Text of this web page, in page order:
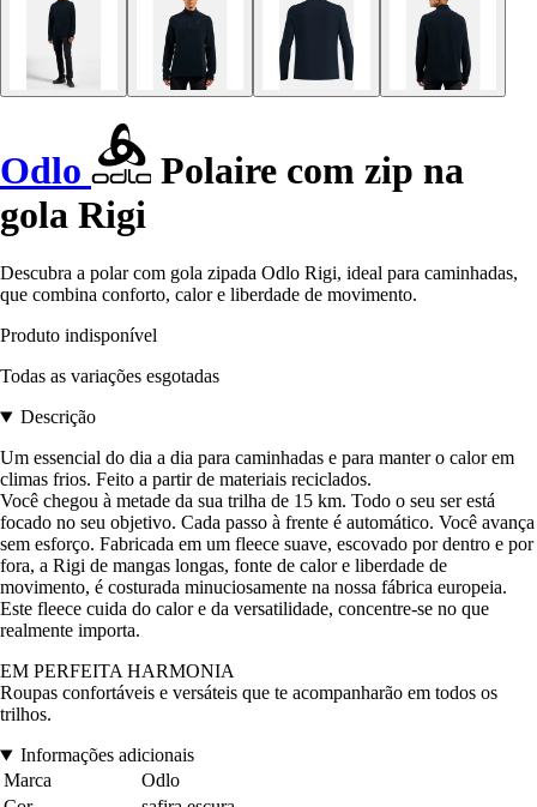
Odlo
Polaire com zip na
gola Rigi
Descubra a polar com gola zipada Odlo Rigi, ideal para caminhadas,
que combina conforto, calor e liberdade de movimento.
Produto indisponível
Todas as variações esgotadas
Descrição
Um essencial do dia a dia para caminhadas e para manter o calor em
climas frios. Feito a partir de materiais reciclados.
Você chegou à metade da sua trilha de 15 km. Todo o seu ser está
focado no seu objetivo. Cada passo à frente é automático. Você avança
sem esforço. Fabricada em um fleece suave, escovado por dentro e por
fora, a Rigi de mangas longas, fonte de calor e liberdade de
movimento, é costurada minuciosamente na nossa fábrica europeia.
Este fleece cuida do calor e da versatilidade, concentre-se no que
realmente importa.
EM PERFEITA HARMONIA
Roupas confortáveis e versáteis que te acompanharão em todos os
trilhos.
Informações adicionais
Marca
Odlo